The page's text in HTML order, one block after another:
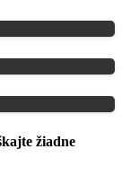
žiadne